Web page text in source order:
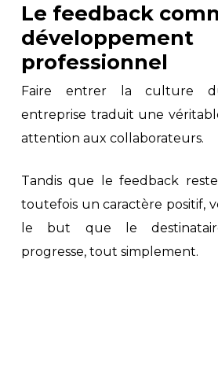
Le feedback
développement
professionnel
Faire entrer la culture
entreprise traduit une
attention aux collaborateurs.
Tandis que le feedback
toutefois un caractère positif,
le but que le
progresse, tout simplement.